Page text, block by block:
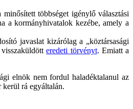
többséget igénylő választási
a kormányhivatalok kezébe, amely a
javaslat kizárólag a „köztársasági
visszaküldötteredeti törvényt. Emiatt a
elnök nem fordul haladéktalanul az
rá egyáltalán.